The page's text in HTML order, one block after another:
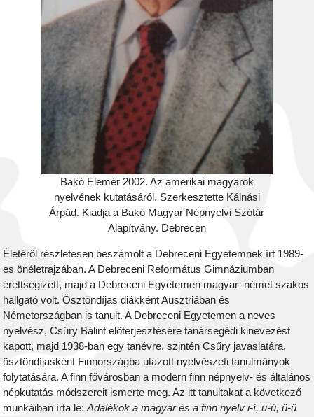
Bakó Elemér 2002. Az amerikai magyarok
nyelvének kutatásáról. Szerkesztette Kálnási
Árpád. Kiadja a Bakó Magyar Népnyelvi Szótár
Alapítvány. Debrecen
Életéről részletesen beszámolt a Debreceni Egyetemnek írt 1989-
es önéletrajzában. A Debreceni Református Gimnáziumban
érettségizett, majd a Debreceni Egyetemen magyar–német szakos
hallgató volt. Ösztöndíjas diákként Ausztriában és
Németországban is tanult. A Debreceni Egyetemen a neves
nyelvész, Csűry Bálint előterjesztésére tanársegédi kinevezést
kapott, majd 1938-ban egy tanévre, szintén Csűry javaslatára,
ösztöndíjasként Finnországba utazott nyelvészeti tanulmányok
folytatására. A finn fővárosban a modern finn népnyelv- és általános
népkutatás módszereit ismerte meg. Az itt tanultakat a következő
munkáiban írta le:Adalékok a magyar és a finn nyelv i-í, u-ú, ü-ű